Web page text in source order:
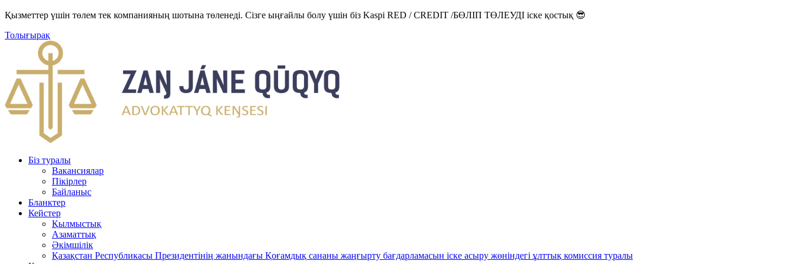
Қызметтер үшін төлем тек компанияның шотына төленеді. Сізге ыңғайлы болу үшін біз Kaspi RED / CREDIT /БӨЛІП ТӨЛЕУДІ іске қостық 😎
Толығырақ
Біз туралы
Вакансиялар
Пікірлер
Байланыс
Бланктер
Кейстер
Қылмыстық
Азаматтық
Әкімшілік
Қазақстан Республикасы Президентінің жанындағы Қоғамдық сананы жаңғырту бағдарламасын іске асыру жөніндегі ұлттық комиссия туралы